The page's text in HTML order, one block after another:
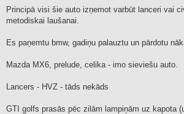
Principā visi šie auto izņemot varbūt lanceri vai
metodiskai laušanai.
Es paņemtu bmw, gadiņu palauztu un pārdotu
Mazda MX6, prelude, celika - imo sieviešu auto.
Lancers - HVZ - tāds nekāds
GTI golfs prasās pēc zilām lampiņām uz kapota